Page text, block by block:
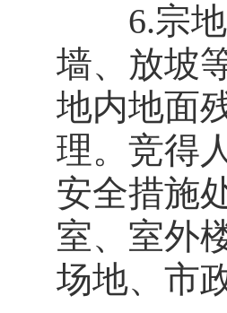
6.宗地
墙、放坡
地内地面
理。竞得
安全措施
室、室外
场地、市